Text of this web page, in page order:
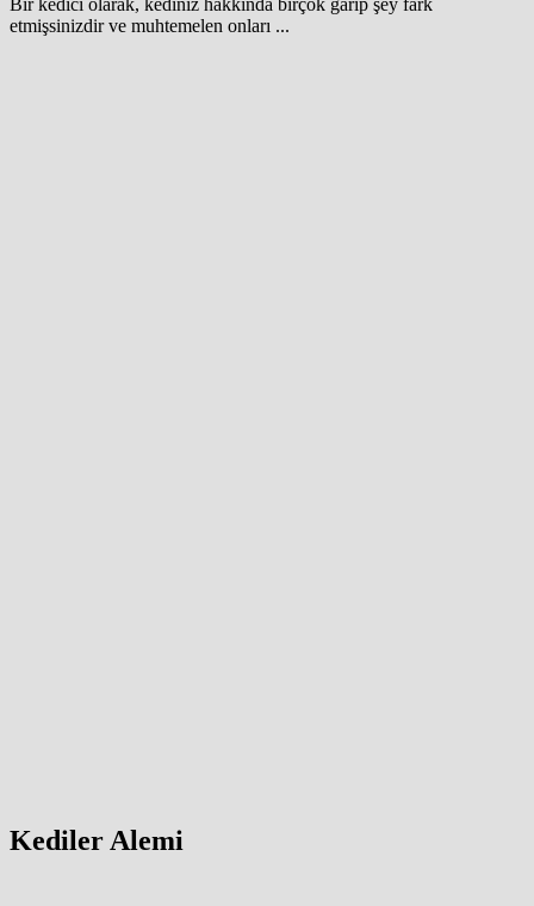
Bir kedici olarak, kediniz hakkında birçok garip şey fark
etmişsinizdir ve muhtemelen onları ...
Kediler Alemi